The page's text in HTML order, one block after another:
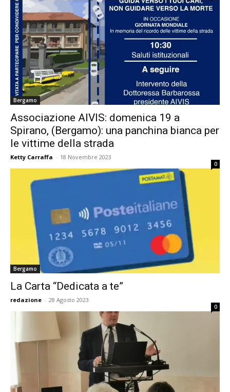
Bergamo
Associazione AIVIS: domenica 19 a
Spirano, (Bergamo): una panchina bianca per
le vittime della strada
Ketty Carraffa - 18 Novembre 2023
0
Bergamo
La Carta “Dedicata a te”
redazione - 28 Agosto 2023
0